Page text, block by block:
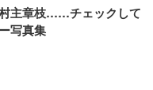
主章枝……チェックして
写真集